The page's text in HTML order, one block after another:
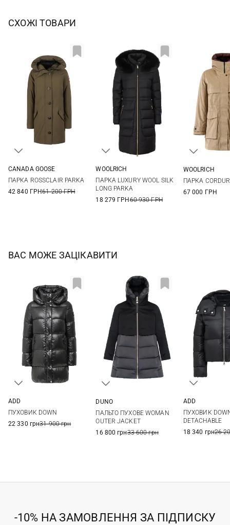
СХОЖІ ТОВАРИ
CANADA GOOSE
ПАРКА ROSSCLAIR PARKA
42 840 ГРН61 200 ГРН
WOOLRICH
ПАРКА LUXURY WOOL SILK
LONG PARKA
18 279 ГРН60 930 ГРН
WOOLRICH
ПАРКА
67 000 ГРН
ВАС МОЖЕ ЗАЦІКАВИТИ
ADD
ПУХОВИК DOWN
22 330 грн31 900 грн
46
48
DUNO
ПАЛЬТО ПУХОВЕ WOMAN
OUTER JACKET
16 800 грн33 600 грн
ADD
ПУХОВИК
DETACHABLE
18 340 грн26
-10% НА ЗАМОВЛЕННЯ ЗА ПІДПИСКУ